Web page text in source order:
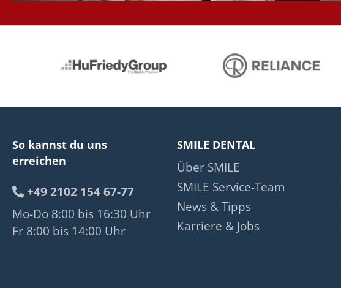
So kannst du uns
erreichen
+49 2102 154 67-77
Mo-Do 8:00 bis 16:30 Uhr
Fr 8:00 bis 14:00 Uhr
SMILE DENTAL
Über SMILE
SMILE Service-Team
News & Tipps
Karriere & Jobs